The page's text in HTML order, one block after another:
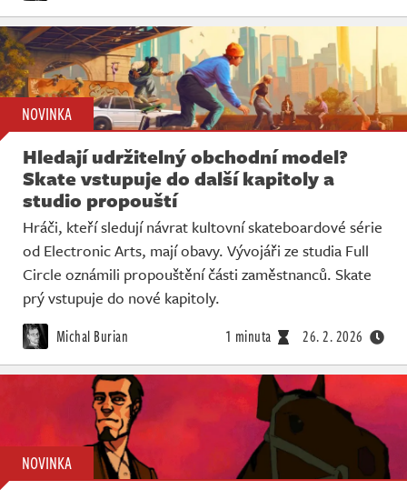
NOVINKA
Hledají udržitelný obchodní model?
Skate vstupuje do další kapitoly a
studio propouští
Hráči, kteří sledují návrat kultovní skateboardové série
od Electronic Arts, mají obavy. Vývojáři ze studia Full
Circle oznámili propouštění části zaměstnanců. Skate
prý vstupuje do nové kapitoly.
Michal Burian 1 minuta 26. 2. 2026
NOVINKA